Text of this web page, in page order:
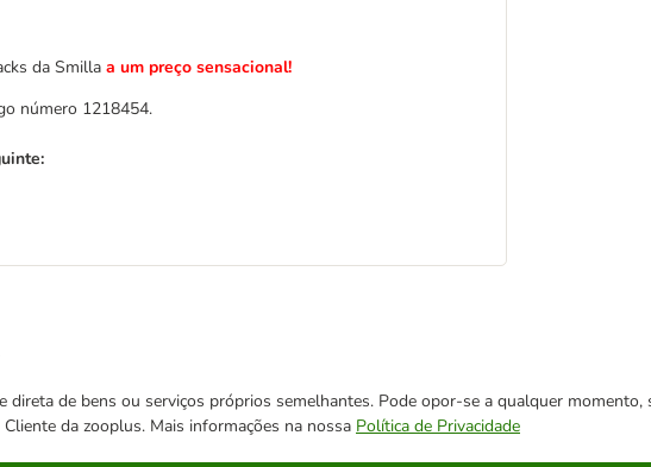
da Smilla a um preço sensacional!
número 1218454.
de bens ou serviços próprios semelhantes. Pode opor-se a qualquer
da zooplus. Mais informações na nossa Política de Privacidade